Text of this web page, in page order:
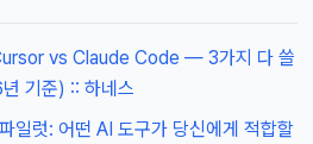
vs Claude Code — 3가지 다 쓸
기준) :: 하네스
일럿: 어떤 AI 도구가 당신에게 적합할